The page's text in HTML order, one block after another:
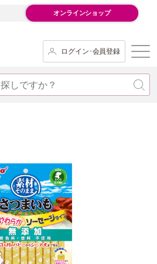
オンラインショップ
ログイン･会員登録